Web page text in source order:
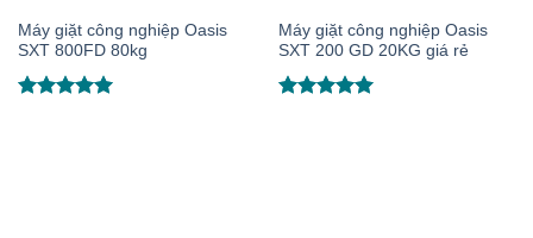
Máy giặt công nghiệp Oasis
SXT 800FD 80kg
Máy giặt công nghiệp Oasis
SXT 200 GD 20KG giá rẻ